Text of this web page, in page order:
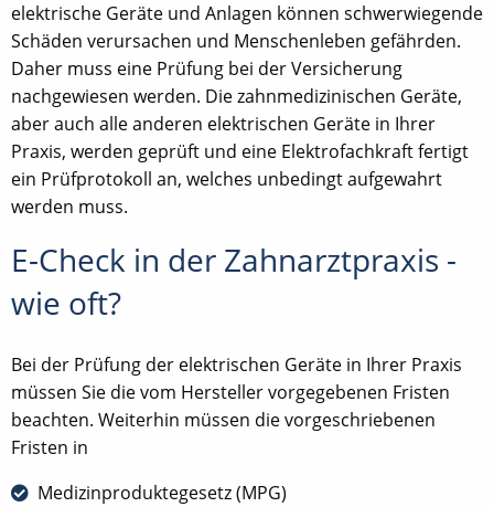
elektrische Geräte und Anlagen können schwerwiegende
Schäden verursachen und Menschenleben gefährden.
Daher muss eine Prüfung bei der Versicherung
nachgewiesen werden. Die zahnmedizinischen Geräte,
aber auch alle anderen elektrischen Geräte in Ihrer
Praxis, werden geprüft und eine Elektrofachkraft fertigt
ein Prüfprotokoll an, welches unbedingt aufgewahrt
werden muss.
E-Check in der Zahnarztpraxis -
wie oft?
Bei der Prüfung der elektrischen Geräte in Ihrer Praxis
müssen Sie die vom Hersteller vorgegebenen Fristen
beachten. Weiterhin müssen die vorgeschriebenen
Fristen in
Medizinproduktegesetz (MPG)